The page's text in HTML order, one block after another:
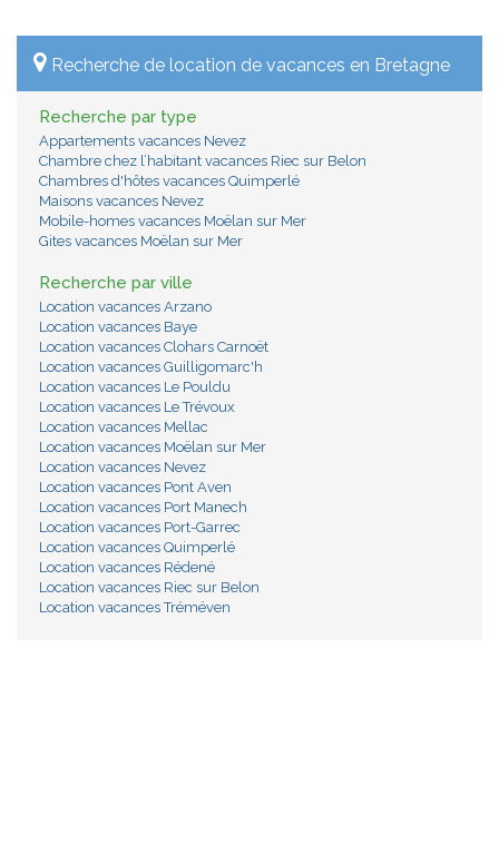
Recherche de location de vacances en Bretagne
Recherche par type
Appartements vacances Nevez
Chambre chez l’habitant vacances Riec sur Belon
Chambres d'hôtes vacances Quimperlé
Maisons vacances Nevez
Mobile-homes vacances Moëlan sur Mer
Gites vacances Moëlan sur Mer
Recherche par ville
Location vacances Arzano
Location vacances Baye
Location vacances Clohars Carnoët
Location vacances Guilligomarc'h
Location vacances Le Pouldu
Location vacances Le Trévoux
Location vacances Mellac
Location vacances Moëlan sur Mer
Location vacances Nevez
Location vacances Pont Aven
Location vacances Port Manech
Location vacances Port-Garrec
Location vacances Quimperlé
Location vacances Rédené
Location vacances Riec sur Belon
Location vacances Tréméven